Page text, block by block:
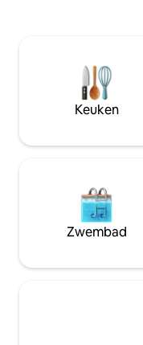
en waterfietsen. De Birch Bliss is
voorzien van één
complete badkamer
kitchenette/eethoek.
Keuken
Zwembad